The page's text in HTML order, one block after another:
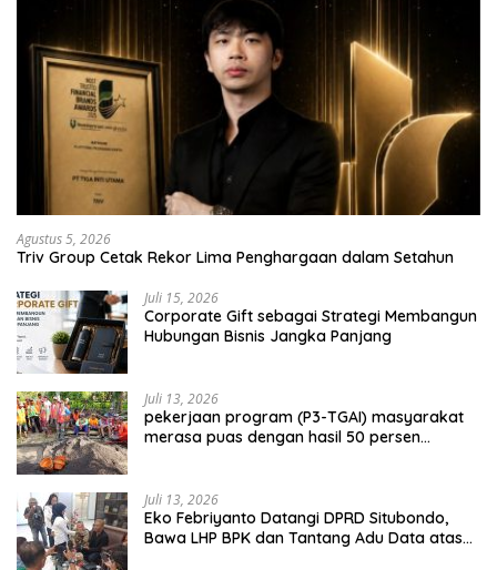
Agustus 5, 2026
Triv Group Cetak Rekor Lima Penghargaan dalam Setahun
Juli 15, 2026
Corporate Gift sebagai Strategi Membangun
Hubungan Bisnis Jangka Panjang
Juli 13, 2026
pekerjaan program (P3-TGAI) masyarakat
merasa puas dengan hasil 50 persen
Juli 13, 2026
Eko Febriyanto Datangi DPRD Situbondo,
Bawa LHP BPK dan Tantang Adu Data atas